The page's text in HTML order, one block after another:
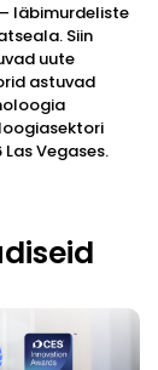
läbimurdeliste
Siin
uute
astuvad
Vegases.